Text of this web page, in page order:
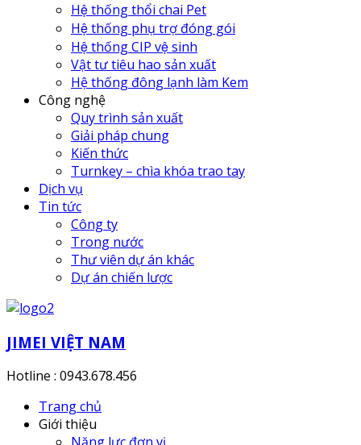
Hệ thống thổi chai Pet
Hệ thống phụ trợ đóng gói
Hệ thống CIP vệ sinh
Vật tư tiêu hao sản xuất
Hệ thống đông lạnh làm Kem
Công nghệ
Quy trình sản xuất
Giải pháp chung
Kiến thức
Turnkey – chìa khóa trao tay
Dịch vụ
Tin tức
Công ty
Trong nước
Thư viên dự án khác
Dự án chiến lược
JIMEI VIỆT NAM
Hotline : 0943.678.456
Trang chủ
Giới thiệu